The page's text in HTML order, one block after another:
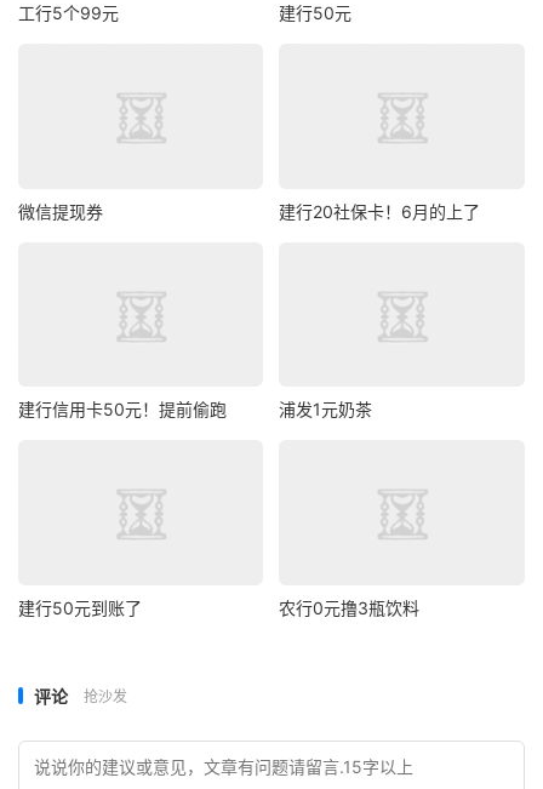
工行5个99元 建行50元
微信提现券 建行20社保卡！6月的上了
建行信用卡50元！提前偷跑 浦发1元奶茶
建行50元到账了 农行0元撸3瓶饮料
评论 抢沙发